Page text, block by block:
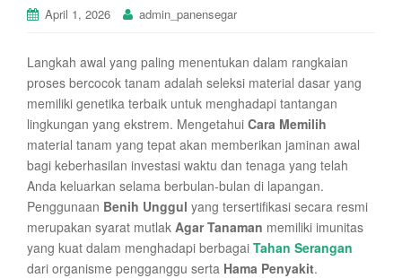
April 1, 2026 admin_panensegar
Langkah awal yang paling menentukan dalam rangkaian
proses bercocok tanam adalah seleksi material dasar yang
memiliki genetika terbaik untuk menghadapi tantangan
lingkungan yang ekstrem. Mengetahui Cara Memilih
material tanam yang tepat akan memberikan jaminan awal
bagi keberhasilan investasi waktu dan tenaga yang telah
Anda keluarkan selama berbulan-bulan di lapangan.
Penggunaan Benih Unggul yang tersertifikasi secara resmi
merupakan syarat mutlak Agar Tanaman memiliki imunitas
yang kuat dalam menghadapi berbagai Tahan Serangan
dari organisme pengganggu serta Hama Penyakit.